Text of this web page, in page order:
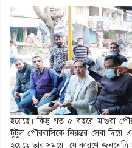
হয়েছে। কিন্তু গত ৫ বছরে মাগুরা
টুটুল পৌরবাসিকে নিরন্তর সেবা দিয়ে
হয়েছে তার সময়ে। যে কারণে জননেত্রি